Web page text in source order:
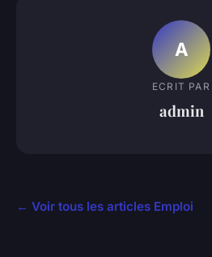
A
ECRIT PAR
admin
← Voir tous les articles Emploi